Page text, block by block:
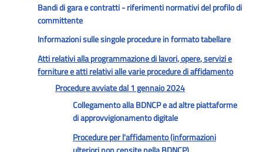
Bandi di gara e contratti - riferimenti normativi del profilo di
committente
Informazioni sulle singole procedure in formato tabellare
Atti relativi alla programmazione di lavori, opere, servizi e
forniture e atti relativi alle varie procedure di affidamento
Procedure avviate dal 1 gennaio 2024
Collegamento alla BDNCP e ad altre piattaforme
di approvvigionamento digitale
Procedure per l'affidamento (informazioni